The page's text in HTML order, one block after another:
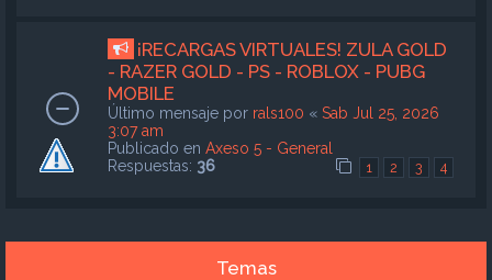
¡RECARGAS VIRTUALES! ZULA GOLD
- RAZER GOLD - PS - ROBLOX - PUBG
MOBILE
Último mensaje por rals100 « Sab Jul 25, 2026
3:07 am
Publicado en Axeso 5 - General
Respuestas: 36 1 2 3 4
Temas